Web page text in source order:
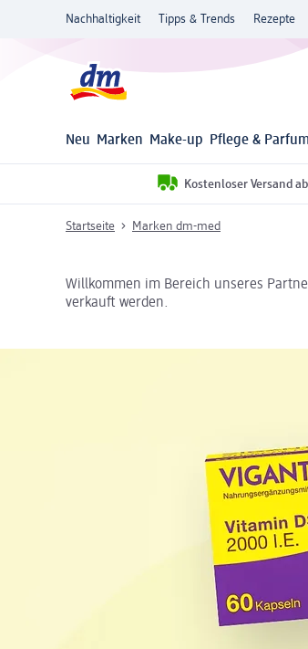
Nachhaltigkeit Tipps & Trends Rezepte
Neu Marken Make-up Pflege & Parfum
Kostenloser Versand
Startseite Marken dm-med
Willkommen im Bereich unseres
verkauft werden.